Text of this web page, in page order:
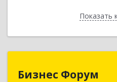
Показать
Бизнес Форум